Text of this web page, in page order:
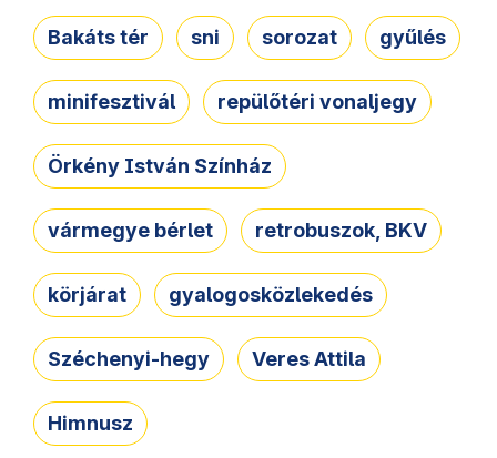
Bakáts tér sni sorozat gyűlés
minifesztivál repülőtéri vonaljegy
Örkény István Színház
vármegye bérlet retrobuszok, BKV
körjárat gyalogosközlekedés
Széchenyi-hegy Veres Attila
Himnusz